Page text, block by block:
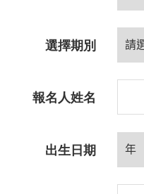
選擇期別
報名人姓名
出生日期